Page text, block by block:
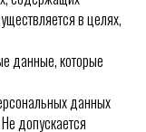
в целях,
данные, которые
данных
допускается